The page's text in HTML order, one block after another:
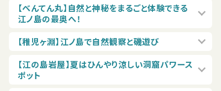
【べんてん丸】自然と神秘をまるごと体験できる
江ノ島の最奥へ！
【稚児ヶ淵】江ノ島で自然観察と磯遊び
【江の島岩屋】夏はひんやり涼しい洞窟パワース
ポット